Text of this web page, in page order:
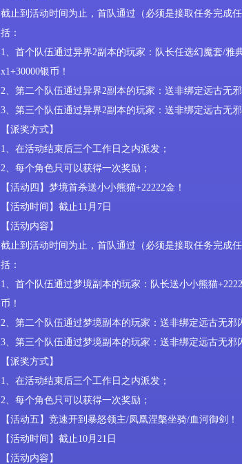
截止到活动时间为止，首队通过（必须是接取任务完成
括：
1、 首个队伍通过异界2副本的玩家 ： 队长任选幻魔套/雅
x1+30000银币 ！
2、第二个队伍通过异界2副本的玩家 ： 送非绑定远古无邪
3、第三个队伍通过异界2副本的玩家 ： 送非绑定远古无邪
【派奖方式】
1、 在活动结束后三个工作日之内派发；
2、 每个角色只可以获得一次奖励；
【活动 四 】 梦境首杀送小小熊猫+22222金 ！
【活动时间】 截止11 月 7日
【活动内容】
截止到活动时间为止，首队通过（必须是接取任务完成
括：
1、 首个队伍通过梦境副本的玩家 ： 队长送小小熊猫
币 ！
2、第二个队伍通过梦境副本的玩家 ： 送非绑定远古无邪
3、第三个队伍通过梦境副本的玩家 ： 送非绑定远古无邪
【派奖方式】
1、 在活动结束后三个工作日之内派发；
2、 每个角色只可以获得一次奖励；
【活动五 】竞速开到暴怒领主/凤凰涅槃坐骑/血河御剑 ！
【活动时间】截止10月 21 日
【活动内容】